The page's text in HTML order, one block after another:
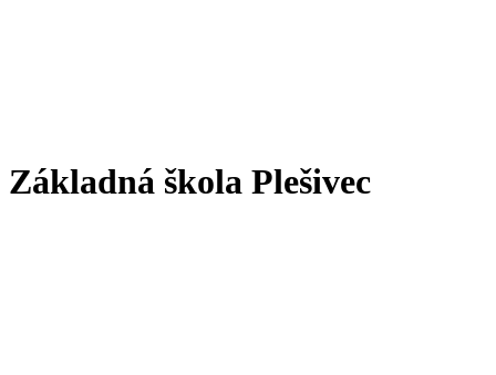
Základná škola Plešivec